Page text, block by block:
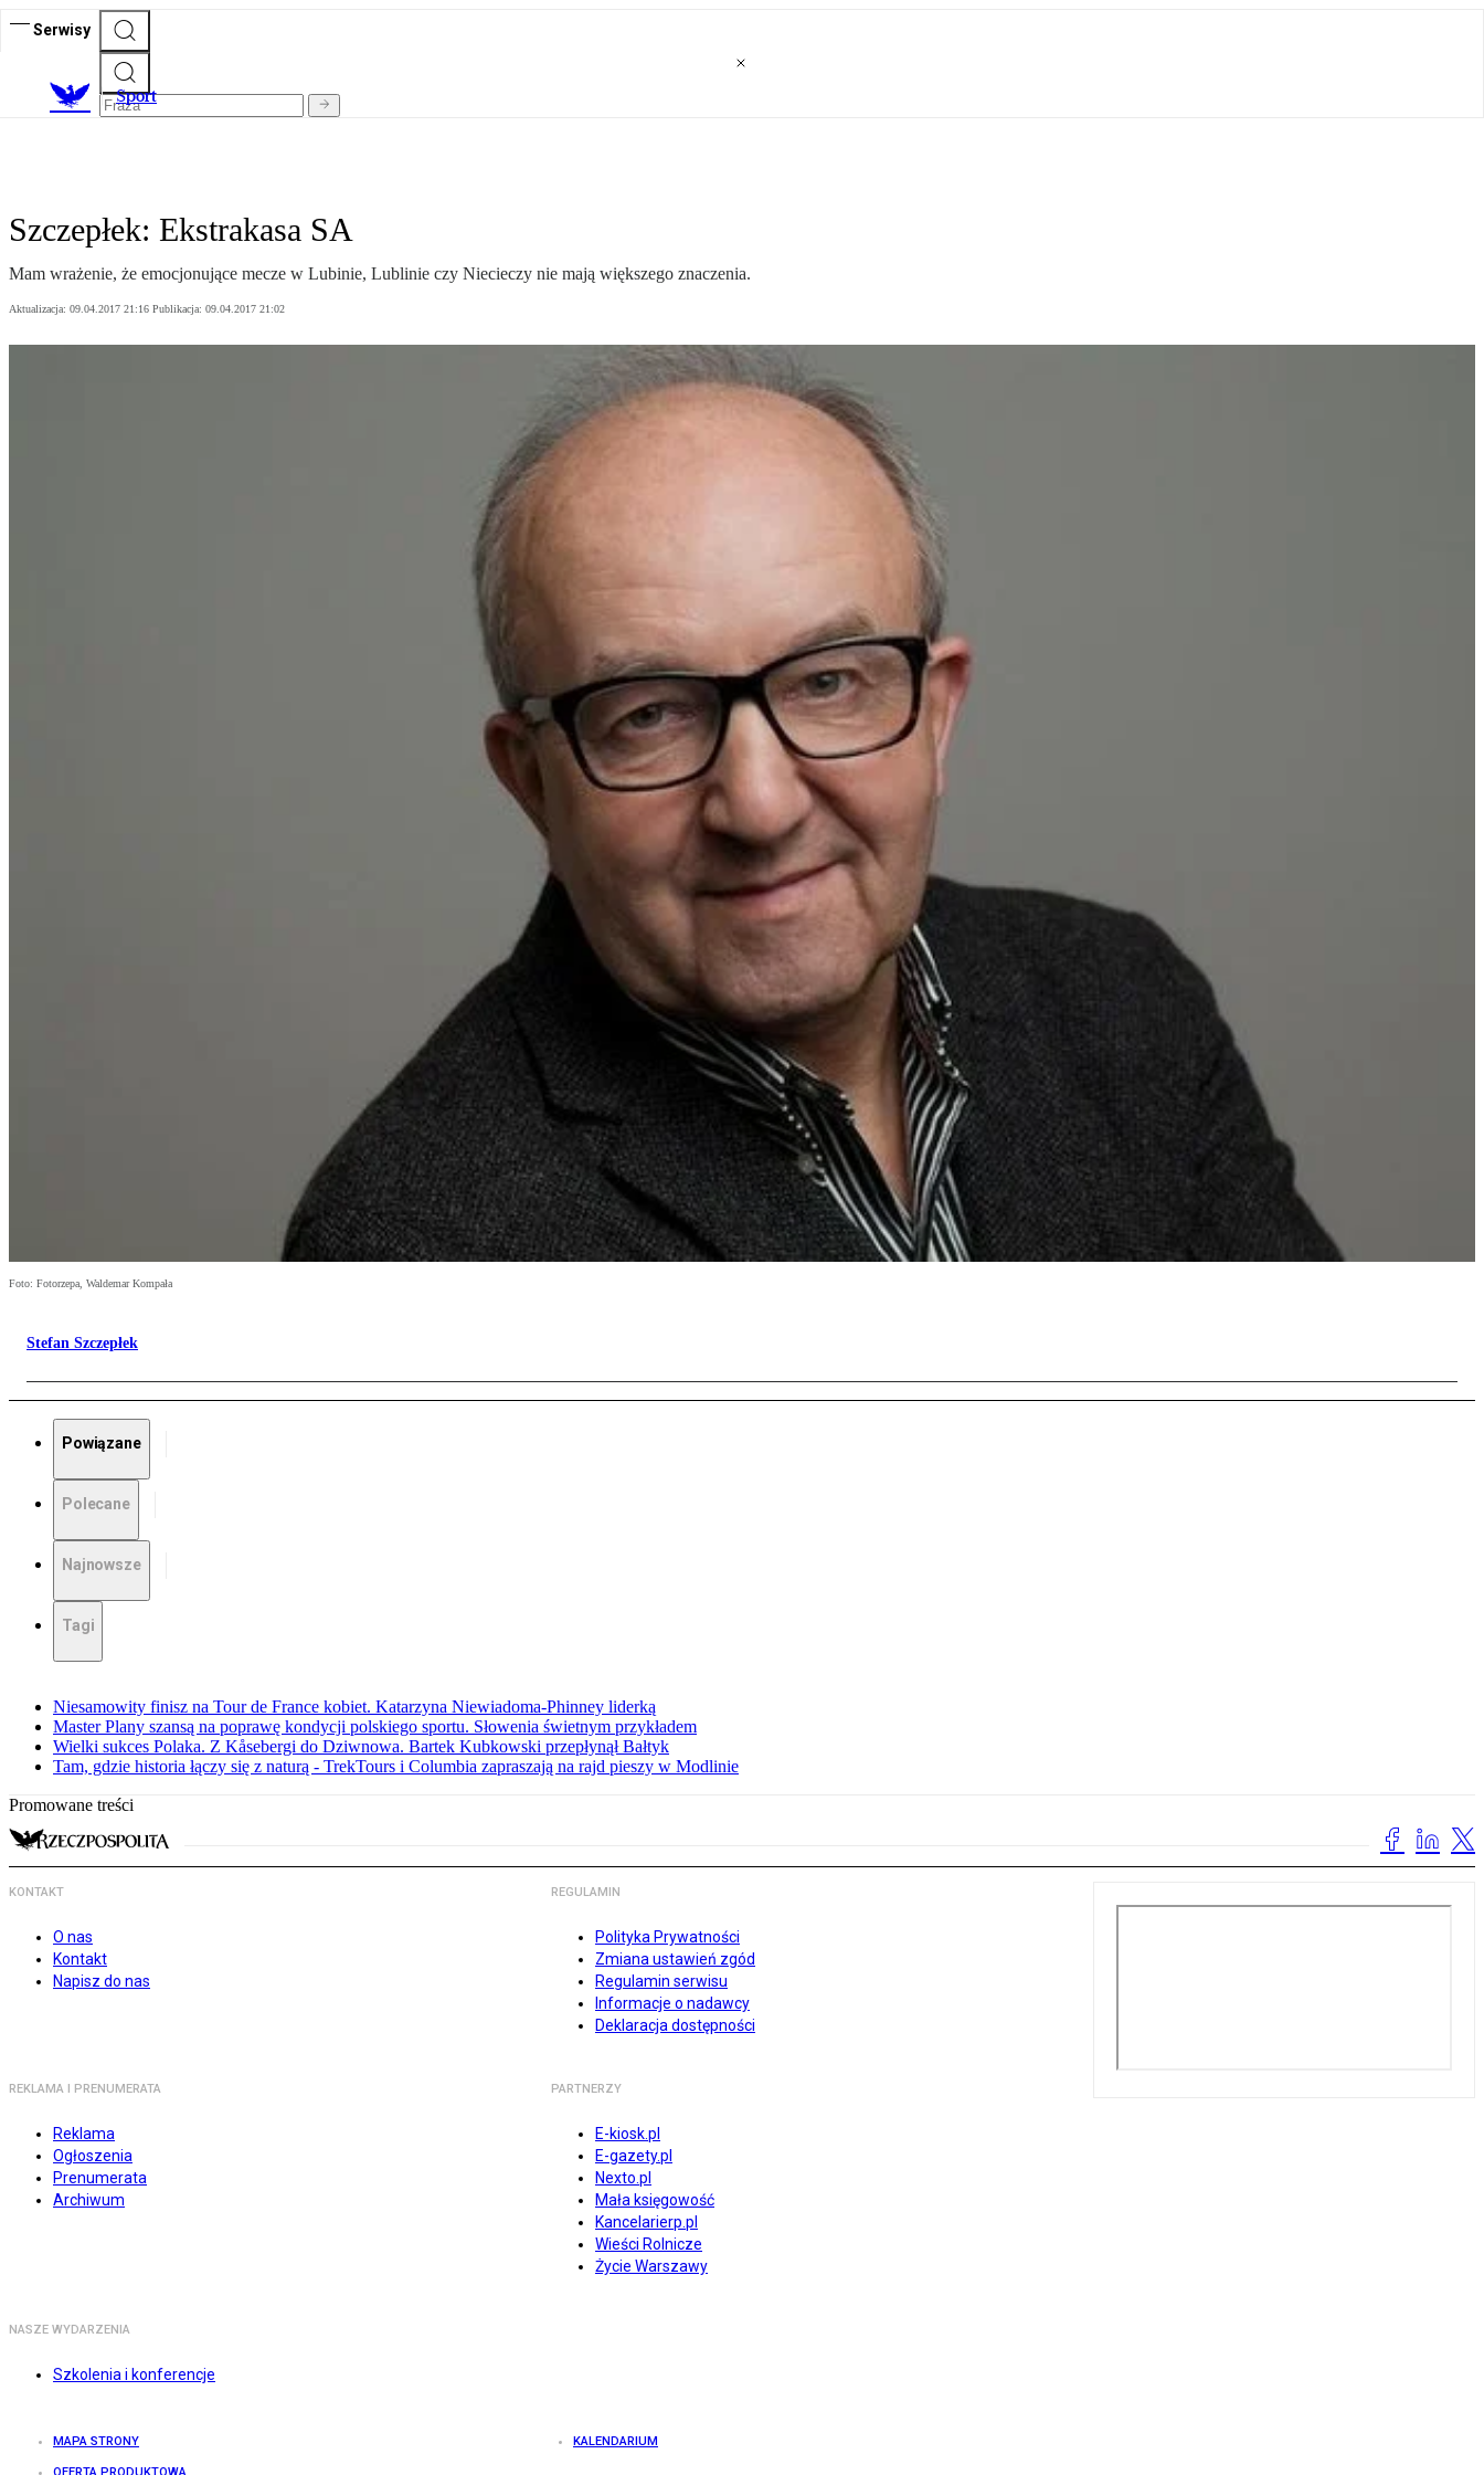
Serwisy
Sport
Szczepłek: Ekstrakasa SA
Mam wrażenie, że emocjonujące mecze w Lubinie, Lublinie czy Niecieczy nie mają większego znaczenia.
Aktualizacja: 09.04.2017 21:16 Publikacja: 09.04.2017 21:02
Foto: Fotorzepa, Waldemar Kompała
Stefan Szczepłek
Powiązane
Polecane
Najnowsze
Tagi
Niesamowity finisz na Tour de France kobiet. Katarzyna Niewiadoma-Phinney liderką
Master Plany szansą na poprawę kondycji polskiego sportu. Słowenia świetnym przykładem
Wielki sukces Polaka. Z Kåsebergi do Dziwnowa. Bartek Kubkowski przepłynął Bałtyk
Tam, gdzie historia łączy się z naturą - TrekTours i Columbia zapraszają na rajd pieszy w Modlinie
Promowane treści
KONTAKT
O nas
Kontakt
Napisz do nas
REGULAMIN
Polityka Prywatności
Zmiana ustawień zgód
Regulamin serwisu
Informacje o nadawcy
Deklaracja dostępności
REKLAMA I PRENUMERATA
Reklama
Ogłoszenia
Prenumerata
Archiwum
PARTNERZY
E-kiosk.pl
E-gazety.pl
Nexto.pl
Mała księgowość
Kancelarierp.pl
Wieści Rolnicze
Życie Warszawy
NASZE WYDARZENIA
Szkolenia i konferencje
MAPA STRONY KALENDARIUM